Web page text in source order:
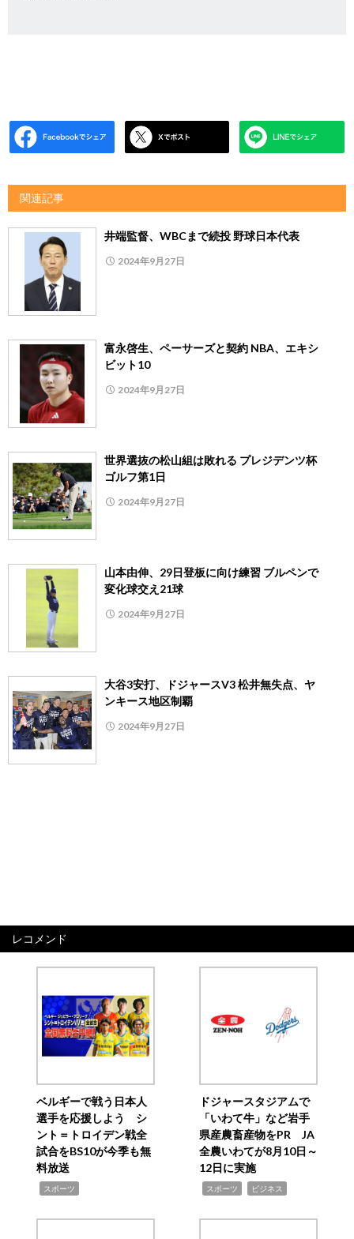
関連記事
井端監督、WBCまで続投 野球日本代表
2024年9月27日
富永啓生、ペーサーズと契約 NBA、エキシ
ビット10
2024年9月27日
世界選抜の松山組は敗れる プレジデンツ杯
ゴルフ第1日
2024年9月27日
山本由伸、29日登板に向け練習 ブルペンで
変化球交え21球
2024年9月27日
大谷3安打、ドジャースV3 松井無失点、ヤ
ンキース地区制覇
2024年9月27日
レコメンド
ベルギーで戦う日本人
選手を応援しよう シ
ント＝トロイデン戦全
試合をBS10が今季も無
料放送
スポーツ
ドジャースタジアムで
「いわて牛」など岩手
県産農畜産物をPR JA
全農いわてが8月10日～
12日に実施
スポーツ ビジネス